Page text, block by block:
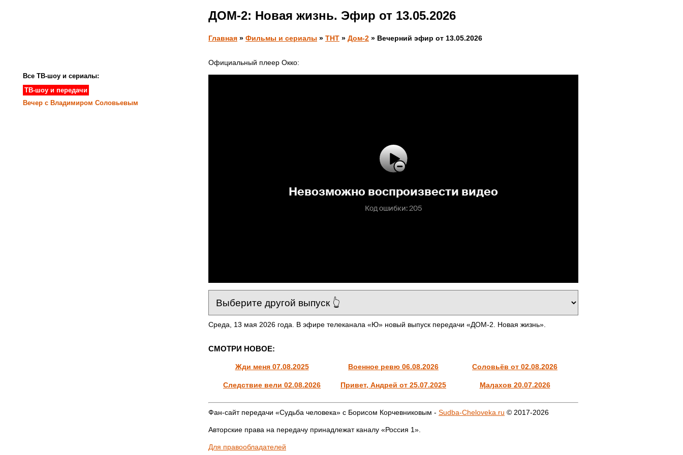
ДОМ-2: Новая жизнь. Эфир от 13.05.2026
Главная » Фильмы и сериалы » ТНТ » Дом-2 » Вечерний эфир от 13.05.2026
Официальный плеер Окко:
Среда, 13 мая 2026 года. В эфире телеканала «Ю» новый выпуск передачи «ДОМ-2. Новая жизнь».
СМОТРИ НОВОЕ:
Жди меня 07.08.2025 Военное ревю 06.08.2026 Соловьёв от 02.08.2026
Следствие вели 02.08.2026 Привет, Андрей от 25.07.2025 Ӎаԓахов 20.07.2026
Фан-сайт передачи «Судьба человека» с Борисом Корчевниковым - Sudba-Cheloveka.ru © 2017-2026
Авторские права на передачу принадлежат каналу «Россия 1».
Для правообладателей
Все ТВ-шоу и сериалы:
ТВ-шоу и передачи
Вечер с Владимиром Соловьевым